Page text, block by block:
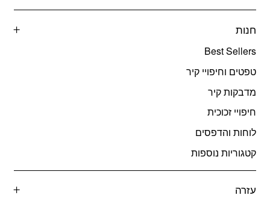
חנות
Best Sellers
טפטים וחיפויי קיר
מדבקות קיר
חיפויי זכוכית
לוחות והדפסים
קטגוריות נוספות
עזרה